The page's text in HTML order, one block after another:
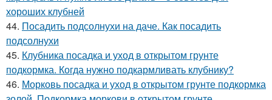
хороших клубней
44. Посадить подсолнухи на даче. Как посадить
подсолнухи
45. Клубника посадка и уход в открытом грунте
подкормка. Когда нужно подкармливать клубнику?
46. Морковь посадка и уход в открытом грунте подкормка